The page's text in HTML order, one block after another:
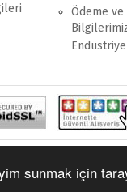
sunmak için
Ödeme ve